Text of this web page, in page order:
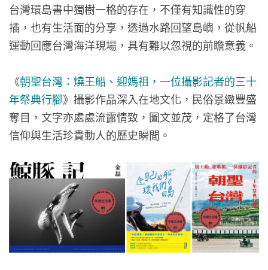
台灣環島書中獨樹一格的存在，不僅有知識性的穿
插，也有生活面的分享，透過水路回望島嶼，從帆船
運動回應台灣海洋現場，具有難以忽視的前瞻意義。
《朝聖台灣：燒王船、迎媽祖，一位攝影記者的三十
年祭典行腳》攝影作品深入在地文化，民俗景緻豐盛
奪目，文字亦處處流露情致，圖文並茂，定格了台灣
信仰與生活珍貴動人的歷史瞬間。